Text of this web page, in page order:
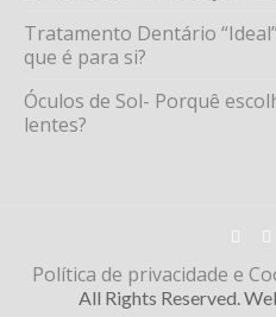
Tratamento Dentário
que é para si?
Óculos de Sol- Porquê
lentes?
Política de privacidade e
All Rights Reserved.